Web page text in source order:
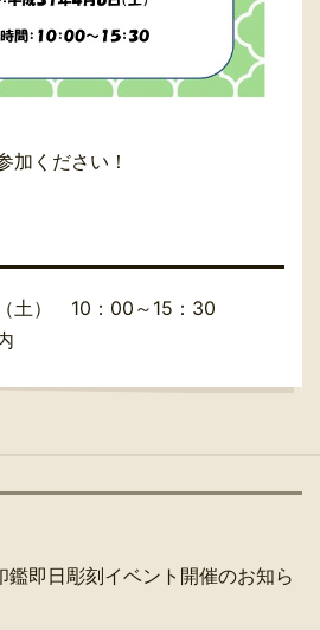
加ください！
土） 10：00～15：30
鑑即日彫刻イベント開催のお知ら